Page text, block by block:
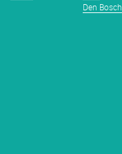
Den Bosch